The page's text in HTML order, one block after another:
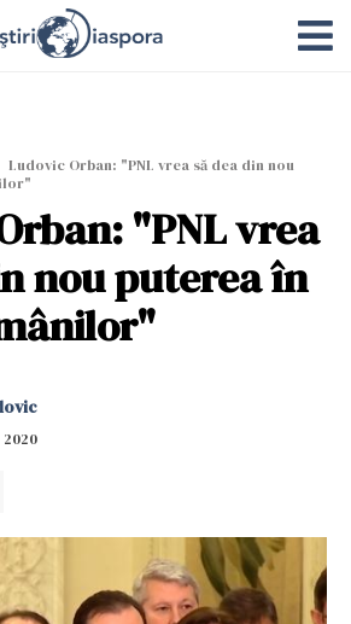
Ludovic Orban: "PNL vrea să dea din nou
"PNL vrea
nou puterea în
2020